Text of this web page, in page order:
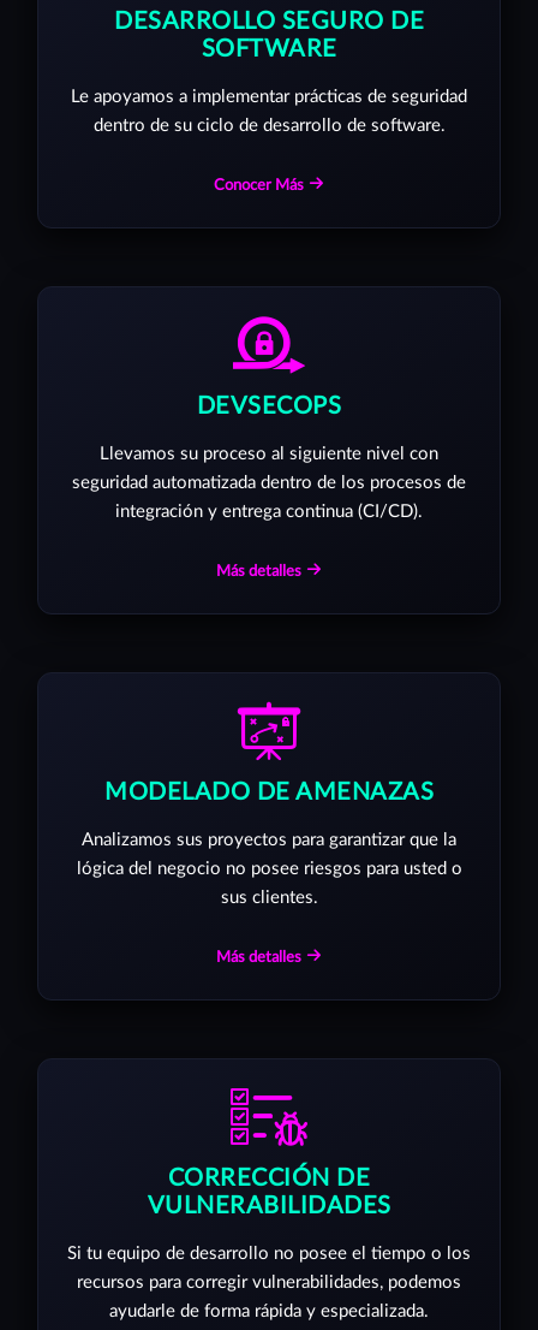
DESARROLLO SEGURO DE
SOFTWARE
Le apoyamos a implementar prácticas de seguridad
dentro de su ciclo de desarrollo de software.
Conocer Más
DEVSECOPS
Llevamos su proceso al siguiente nivel con
seguridad automatizada dentro de los procesos de
integración y entrega continua (CI/CD).
Más detalles
MODELADO DE AMENAZAS
Analizamos sus proyectos para garantizar que la
lógica del negocio no posee riesgos para usted o
sus clientes.
Más detalles
CORRECCIÓN DE
VULNERABILIDADES
Si tu equipo de desarrollo no posee el tiempo o los
recursos para corregir vulnerabilidades, podemos
ayudarle de forma rápida y especializada.